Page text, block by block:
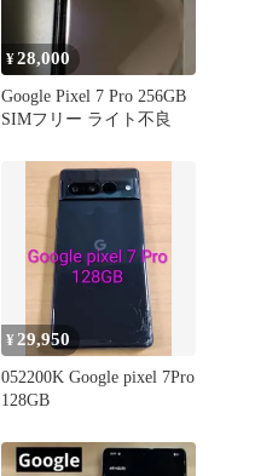
¥28,000
Google Pixel 7 Pro 256GB
SIMフリー ライト不良
¥ 29,950
052200K Google pixel 7Pro
128GB